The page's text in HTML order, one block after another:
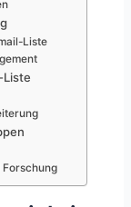
Liste
Liste